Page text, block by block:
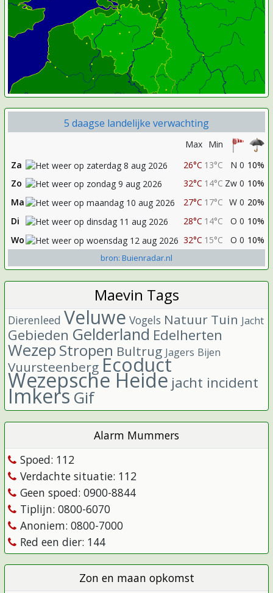
5 daagse landelijke verwachting
Max Min
Za
26°C 13°C N 0 10%
Zo
32°C 14°C Zw 0 10%
Ma
27°C 17°C W 0 20%
Di
28°C 14°C O 0 10%
Wo
32°C 15°C O 0 10%
bron: Buienradar.nl
Maevin Tags
Dierenleed Veluwe Vogels Natuur Tuin Jacht
Gebieden Gelderland Edelherten
Wezep Stropen Bultrug Jagers Bijen
Vuursteenberg Ecoduct
Wezepsche Heide jacht incident
Imkers Gif
Alarm Mummers
Spoed: 112
Verdachte situatie: 112
Geen spoed: 0900-8844
Tiplijn: 0800-6070
Anoniem: 0800-7000
Red een dier: 144
Zon en maan opkomst